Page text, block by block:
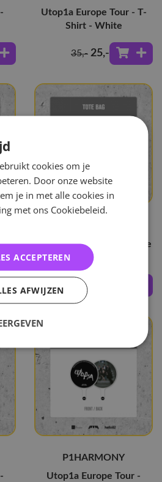
Utop1a Europe Tour - T-
Shirt - White
35,- 25,-
Utop1a Europe Tour - Tote
Bag
,-
P1HARMONY
Utop1a Europe Tour -
cookies om je
Door onze website
je in met alle cookies in
met ons Cookiebeleid.
ACCEPTEREN
AFWIJZEN